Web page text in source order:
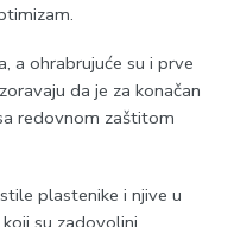
a ohrabrujuće su i prve
da je za konačan
redovnom zaštitom
plastenike i njive u
su zadovoljni